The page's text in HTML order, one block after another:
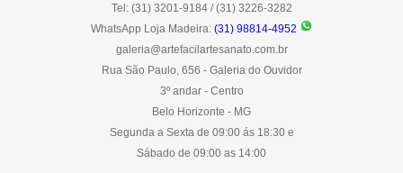
Tel: (31) 3201-9184 / (31) 3226-3282
WhatsApp Loja Madeira: (31) 98814-4952
galeria@artefacilartesanato.com.br
Rua São Paulo, 656 - Galeria do Ouvidor
3º andar - Centro
Belo Horizonte - MG
Segunda a Sexta de 09:00 ás 18:30 e
Sábado de 09:00 as 14:00